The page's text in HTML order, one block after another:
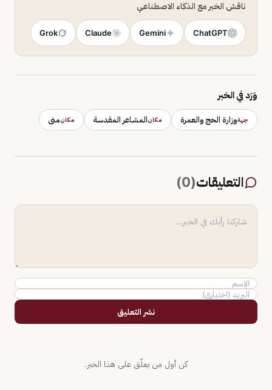
ناقش الخبر مع الذكاء الاصطناعي
ChatGPT
Gemini
Claude
Grok
وَرَد في الخبر
جهةوزارة الحج والعمرة مكانالمشاعر المقدسة مكانمنى
التعليقات(
0
)
نشر التعليق
كن أول من يعلّق على هذا الخبر.